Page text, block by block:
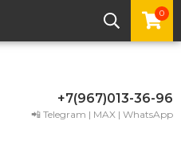
0
+7(967)013-36-96
📲 Telegram | MAX | WhatsApp